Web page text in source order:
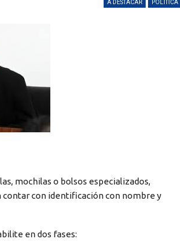
A DESTACAR POLÍTICA
mochilas o bolsos especializados,
contar con identificación con nombre y
en dos fases: